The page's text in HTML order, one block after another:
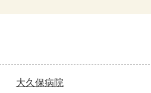
大久保病院